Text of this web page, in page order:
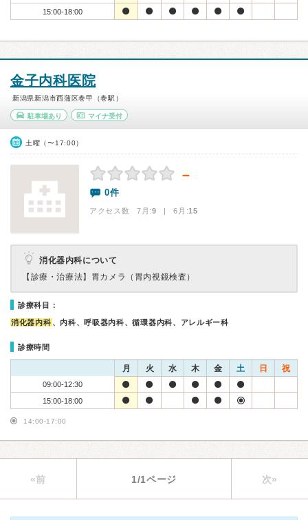
15:00-18:00
金子内科医院
新潟県新潟市西蒲区巻甲（巻駅）
駐車場あり マイナ受付
土曜（〜17:00）
－
0件
アクセス数 7月:9 | 6月:15
消化器内科について
【診療・治療法】 胃カメラ（胃内視鏡検査）
診療科目：
消化器内科 、内科、呼吸器内科、循環器内科、アレルギー科
診療時間
月 火 水 木 金 土 日 祝
09:00-12:30
15:00-18:00
14:00-17:00
«前 1/1ページ 次»